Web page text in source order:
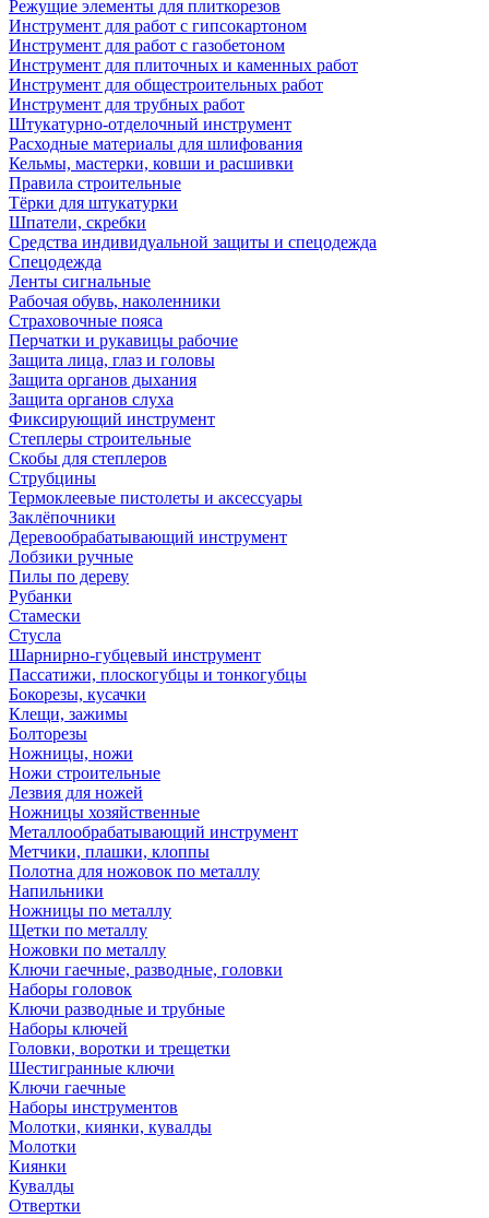
Режущие элементы для плиткорезов
Инструмент для работ с гипсокартоном
Инструмент для работ с газобетоном
Инструмент для плиточных и каменных работ
Инструмент для общестроительных работ
Инструмент для трубных работ
Штукатурно-отделочный инструмент
Расходные материалы для шлифования
Кельмы, мастерки, ковши и расшивки
Правила строительные
Тёрки для штукатурки
Шпатели, скребки
Средства индивидуальной защиты и спецодежда
Спецодежда
Ленты сигнальные
Рабочая обувь, наколенники
Страховочные пояса
Перчатки и рукавицы рабочие
Защита лица, глаз и головы
Защита органов дыхания
Защита органов слуха
Фиксирующий инструмент
Степлеры строительные
Скобы для степлеров
Струбцины
Термоклеевые пистолеты и аксессуары
Заклёпочники
Деревообрабатывающий инструмент
Лобзики ручные
Пилы по дереву
Рубанки
Стамески
Стусла
Шарнирно-губцевый инструмент
Пассатижи, плоскогубцы и тонкогубцы
Бокорезы, кусачки
Клещи, зажимы
Болторезы
Ножницы, ножи
Ножи строительные
Лезвия для ножей
Ножницы хозяйственные
Металлообрабатывающий инструмент
Метчики, плашки, клоппы
Полотна для ножовок по металлу
Напильники
Ножницы по металлу
Щетки по металлу
Ножовки по металлу
Ключи гаечные, разводные, головки
Наборы головок
Ключи разводные и трубные
Наборы ключей
Головки, воротки и трещетки
Шестигранные ключи
Ключи гаечные
Наборы инструментов
Молотки, киянки, кувалды
Молотки
Киянки
Кувалды
Отвертки